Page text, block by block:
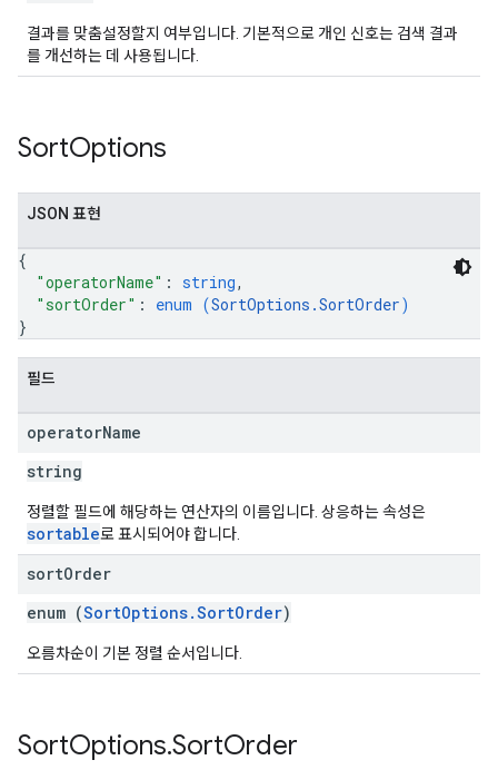
결과를 맞춤설정할지 여부입니다. 기본적으로 개인 신호는 검색 결과
를 개선하는 데 사용됩니다.
SortOptions
JSON 표현
{
"operatorName" : string,
"sortOrder" : enum (SortOptions.SortOrder)
}
필드
operatorName
string
정렬할 필드에 해당하는 연산자의 이름입니다. 상응하는 속성은
sortable로 표시되어야 합니다.
sortOrder
enum (SortOptions.SortOrder)
오름차순이 기본 정렬 순서입니다.
SortOptions.SortOrder